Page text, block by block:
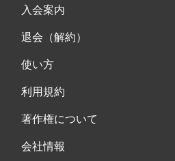
入会案内
退会（解約）
使い方
利用規約
著作権について
会社情報